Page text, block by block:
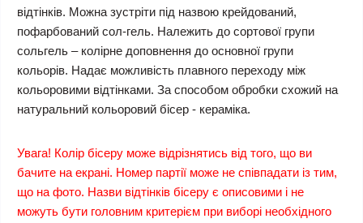
відтінків. Можна зустріти під назвою крейдований,
пофарбований сол-гель. Належить до сортової групи
сольгель – колірне доповнення до основної групи
кольорів. Надає можливість плавного переходу між
кольоровими відтінками. За способом обробки схожий на
натуральний кольоровий бісер - кераміка.
Увага! Колір бісеру може відрізнятись від того, що ви
бачите на екрані. Номер партії може не співпадати із тим,
що на фото. Назви відтінків бісеру є описовими і не
можуть бути головним критерієм при виборі необхідного